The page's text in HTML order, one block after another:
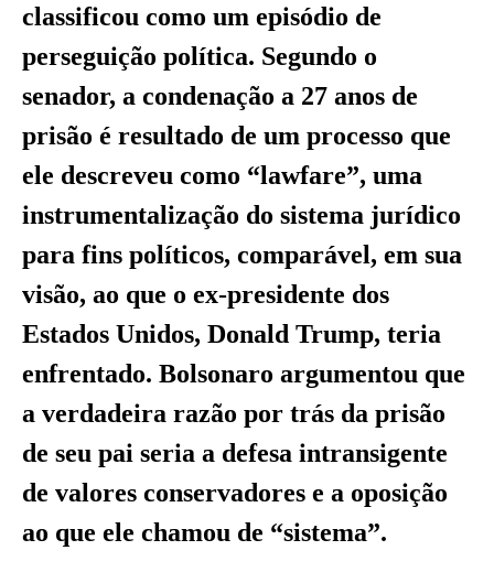
classificou como um episódio de
perseguição política. Segundo o
senador, a condenação a 27 anos de
prisão é resultado de um processo que
ele descreveu como “lawfare”, uma
instrumentalização do sistema jurídico
para fins políticos, comparável, em sua
visão, ao que o ex-presidente dos
Estados Unidos, Donald Trump, teria
enfrentado. Bolsonaro argumentou que
a verdadeira razão por trás da prisão
de seu pai seria a defesa intransigente
de valores conservadores e a oposição
ao que ele chamou de “sistema”.